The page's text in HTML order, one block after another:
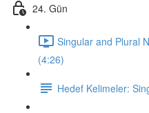
24. Gün
Singular and Plural
(4:26)
Hedef Kelimeler: